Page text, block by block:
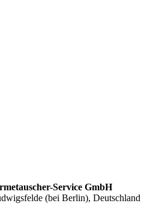
Service GmbH
(bei Berlin), Deutschland